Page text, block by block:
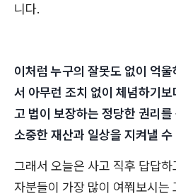
니다.
이처럼 누구의 잘못도 없이 억
서 아무런 조치 없이 체념하기
고 법이 보장하는 정당한 권리
소중한 재산과 일상을 지켜낼
그래서 오늘은 사고 직후 답답
자분들이 가장 많이 여쭤보시는